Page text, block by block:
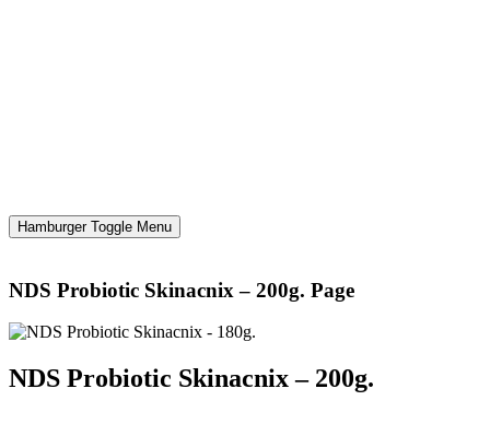
Hamburger Toggle Menu
NDS Probiotic Skinacnix – 200g. Page
NDS Probiotic Skinacnix – 200g.